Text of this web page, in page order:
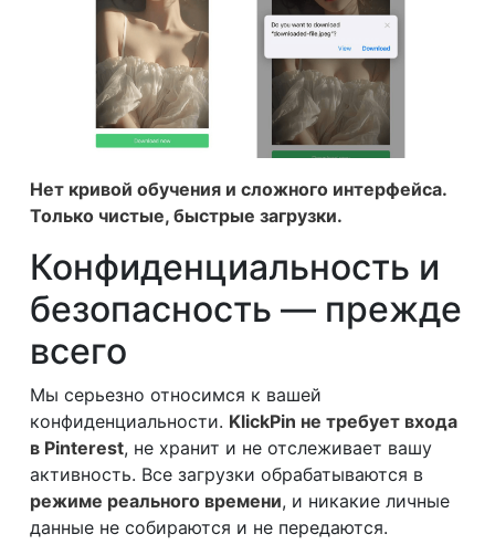
Нет кривой обучения и сложного интерфейса.
Только чистые, быстрые загрузки.
Конфиденциальность и
безопасность — прежде
всего
Мы серьезно относимся к вашей
конфиденциальности. KlickPin не требует входа
в Pinterest, не хранит и не отслеживает вашу
активность. Все загрузки обрабатываются в
режиме реального времени, и никакие личные
данные не собираются и не передаются.